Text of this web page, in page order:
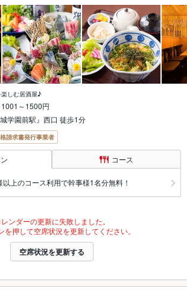
しむ居酒屋♪
1001～1500円
学園前駅』西口 徒歩1分
請求書発行事業者
コース
以上のコース利用で幹事様1名分無料！
ンダーの更新に失敗しました。
を押して空席状況を更新してください。
空席状況を更新する